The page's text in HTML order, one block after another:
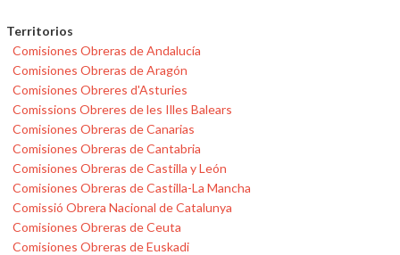
Territorios
Comisiones Obreras de Andalucía
Comisiones Obreras de Aragón
Comisiones Obreres d'Asturies
Comissions Obreres de les Illes Balears
Comisiones Obreras de Canarias
Comisiones Obreras de Cantabria
Comisiones Obreras de Castilla y León
Comisiones Obreras de Castilla-La Mancha
Comissió Obrera Nacional de Catalunya
Comisiones Obreras de Ceuta
Comisiones Obreras de Euskadi